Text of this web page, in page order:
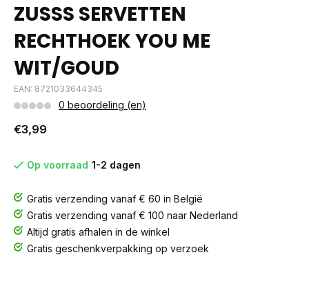
ZUSSS SERVETTEN
RECHTHOEK YOU ME
WIT/GOUD
EAN: 8721033644345
0 beoordeling (en)
€3,99
Op voorraad 1-2 dagen
Gratis verzending vanaf € 60 in België
Gratis verzending vanaf € 100 naar Nederland
Altijd gratis afhalen in de winkel
Gratis geschenkverpakking op verzoek